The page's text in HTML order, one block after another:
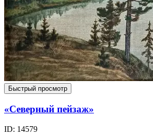
Быстрый просмотр
«Северный пейзаж»
ID: 14579